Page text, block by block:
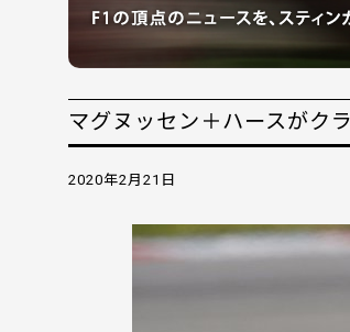
マグヌッセン＋ハースがク
2020年2月21日